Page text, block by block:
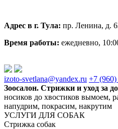
Адрес в г. Тула: пр. Ленина, д.
Время работы: ежедневно,
izoto-svetlana@yandex.ru +7 (960)
Зоосалон. Стрижки и уход за
носиков до хвостиков вымоем,
напудрим, покрасим, накрутим
УСЛУГИ ДЛЯ СОБАК
Стрижка собак